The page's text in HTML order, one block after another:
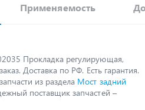
Применяемость
Прокладка регулирующая,
Доставка по РФ. Есть гарантия.
из раздела Мост задний
поставщик запчастей –